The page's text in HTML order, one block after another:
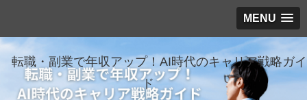
MENU
転職・副業で年収アップ！AI時代のキャリア戦略ガイ
ド